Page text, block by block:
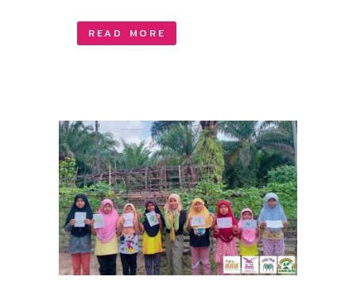
READ MORE